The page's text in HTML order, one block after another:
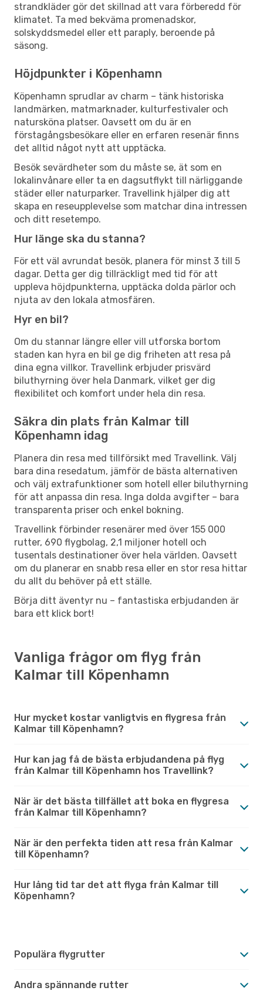
strandkläder gör det skillnad att vara förberedd för
klimatet. Ta med bekväma promenadskor,
solskyddsmedel eller ett paraply, beroende på
säsong.
Höjdpunkter i Köpenhamn
Köpenhamn sprudlar av charm – tänk historiska
landmärken, matmarknader, kulturfestivaler och
natursköna platser. Oavsett om du är en
förstagångsbesökare eller en erfaren resenär finns
det alltid något nytt att upptäcka.
Besök sevärdheter som du måste se, ät som en
lokalinvånare eller ta en dagsutflykt till närliggande
städer eller naturparker. Travellink hjälper dig att
skapa en reseupplevelse som matchar dina intressen
och ditt resetempo.
Hur länge ska du stanna?
För ett väl avrundat besök, planera för minst 3 till 5
dagar. Detta ger dig tillräckligt med tid för att
uppleva höjdpunkterna, upptäcka dolda pärlor och
njuta av den lokala atmosfären.
Hyr en bil?
Om du stannar längre eller vill utforska bortom
staden kan hyra en bil ge dig friheten att resa på
dina egna villkor. Travellink erbjuder prisvärd
biluthyrning över hela Danmark, vilket ger dig
flexibilitet och komfort under hela din resa.
Säkra din plats från Kalmar till
Köpenhamn idag
Planera din resa med tillförsikt med Travellink. Välj
bara dina resedatum, jämför de bästa alternativen
och välj extrafunktioner som hotell eller biluthyrning
för att anpassa din resa. Inga dolda avgifter – bara
transparenta priser och enkel bokning.
Travellink förbinder resenärer med över 155 000
rutter, 690 flygbolag, 2,1 miljoner hotell och
tusentals destinationer över hela världen. Oavsett
om du planerar en snabb resa eller en stor resa hittar
du allt du behöver på ett ställe.
Börja ditt äventyr nu – fantastiska erbjudanden är
bara ett klick bort!
Vanliga frågor om flyg från
Kalmar till Köpenhamn
Hur mycket kostar vanligtvis en flygresa från
Kalmar till Köpenhamn?
Hur kan jag få de bästa erbjudandena på flyg
från Kalmar till Köpenhamn hos Travellink?
När är det bästa tillfället att boka en flygresa
från Kalmar till Köpenhamn?
När är den perfekta tiden att resa från Kalmar
till Köpenhamn?
Hur lång tid tar det att flyga från Kalmar till
Köpenhamn?
Populära flygrutter
Andra spännande rutter